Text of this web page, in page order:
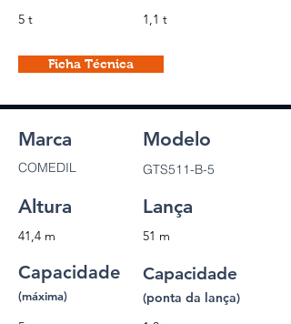
Ficha Técnica
5 t 1,1 t
Marca Modelo
Altura Lança
Capacidade
(máxima)
Capacidade
(ponta da lança)
COMEDIL GTS511-B-5
41,4 m 51 m